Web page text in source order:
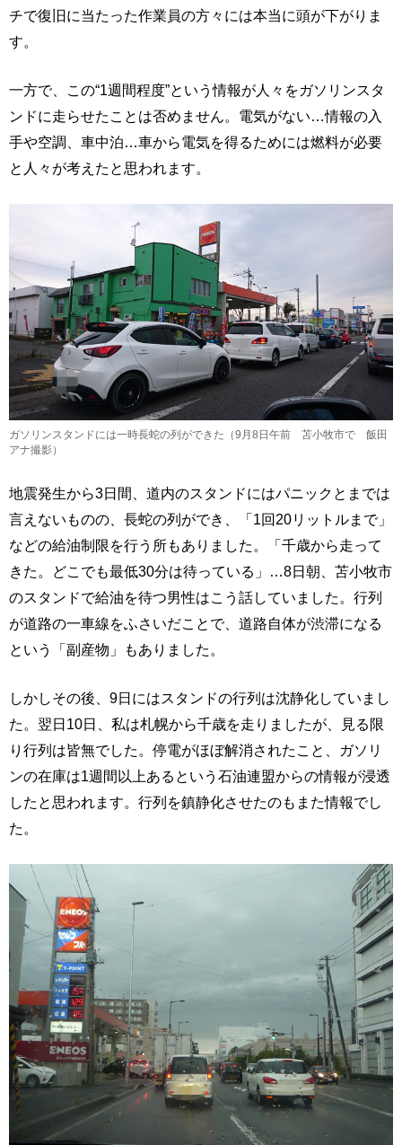
チで復旧に当たった作業員の方々には本当に頭が下がりま
す。
一方で、この“1週間程度”という情報が人々をガソリンスタ
ンドに走らせたことは否めません。電気がない…情報の入
手や空調、車中泊…車から電気を得るためには燃料が必要
と人々が考えたと思われます。
ガソリンスタンドには一時長蛇の列ができた（9月8日午前 苫小牧市で 飯田
アナ撮影）
地震発生から3日間、道内のスタンドにはパニックとまでは
言えないものの、長蛇の列ができ、「1回20リットルまで」
などの給油制限を行う所もありました。「千歳から走って
きた。どこでも最低30分は待っている」…8日朝、苫小牧市
のスタンドで給油を待つ男性はこう話していました。行列
が道路の一車線をふさいだことで、道路自体が渋滞になる
という「副産物」もありました。
しかしその後、9日にはスタンドの行列は沈静化していまし
た。翌日10日、私は札幌から千歳を走りましたが、見る限
り行列は皆無でした。停電がほぼ解消されたこと、ガソリ
ンの在庫は1週間以上あるという石油連盟からの情報が浸透
したと思われます。行列を鎮静化させたのもまた情報でし
た。